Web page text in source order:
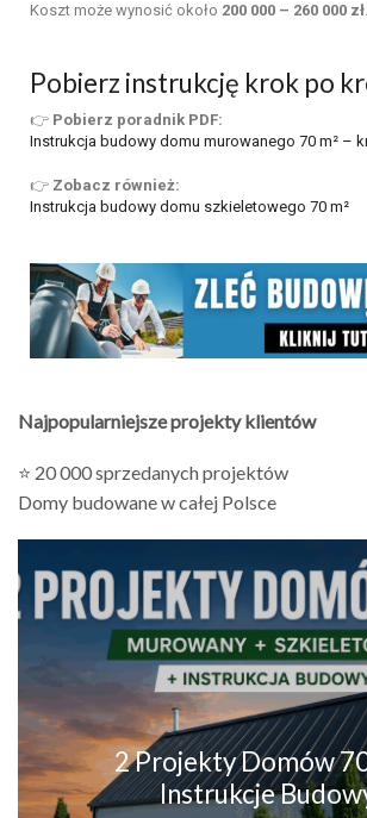
Koszt może wynosić około 200 000 – 260 000 zł.
Pobierz instrukcję krok po
👉 Pobierz poradnik PDF:
Instrukcja budowy domu murowanego 70 m² –
👉 Zobacz również:
Instrukcja budowy domu szkieletowego 70 m²
Najpopularniejsze projekty klientów
⭐ 20 000 sprzedanych projektów
Domy budowane w całej Polsce
2 Projekty Domów
Instrukcje